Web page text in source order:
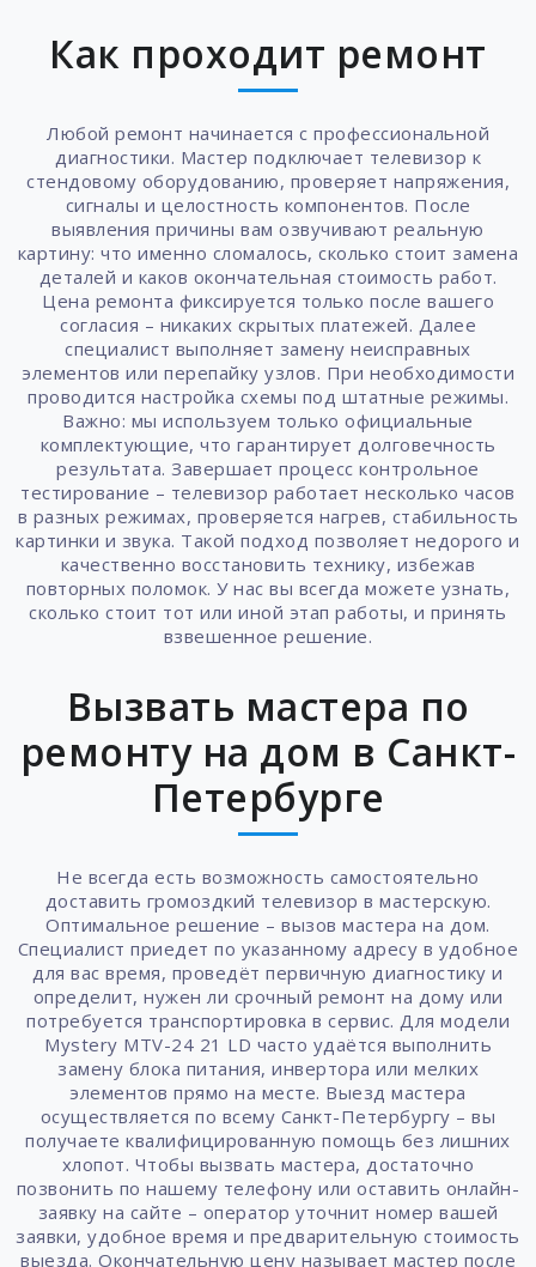
Как проходит ремонт
Любой ремонт начинается с профессиональной
диагностики. Мастер подключает телевизор к
стендовому оборудованию, проверяет напряжения,
сигналы и целостность компонентов. После
выявления причины вам озвучивают реальную
картину: что именно сломалось, сколько стоит замена
деталей и каков окончательная стоимость работ.
Цена ремонта фиксируется только после вашего
согласия – никаких скрытых платежей. Далее
специалист выполняет замену неисправных
элементов или перепайку узлов. При необходимости
проводится настройка схемы под штатные режимы.
Важно: мы используем только официальные
комплектующие, что гарантирует долговечность
результата. Завершает процесс контрольное
тестирование – телевизор работает несколько часов
в разных режимах, проверяется нагрев, стабильность
картинки и звука. Такой подход позволяет недорого и
качественно восстановить технику, избежав
повторных поломок. У нас вы всегда можете узнать,
сколько стоит тот или иной этап работы, и принять
взвешенное решение.
Вызвать мастера по
ремонту на дом в Санкт-
Петербурге
Не всегда есть возможность самостоятельно
доставить громоздкий телевизор в мастерскую.
Оптимальное решение – вызов мастера на дом.
Специалист приедет по указанному адресу в удобное
для вас время, проведёт первичную диагностику и
определит, нужен ли срочный ремонт на дому или
потребуется транспортировка в сервис. Для модели
Mystery MTV-24 21 LD часто удаётся выполнить
замену блока питания, инвертора или мелких
элементов прямо на месте. Выезд мастера
осуществляется по всему Санкт-Петербургу – вы
получаете квалифицированную помощь без лишних
хлопот. Чтобы вызвать мастера, достаточно
позвонить по нашему телефону или оставить онлайн-
заявку на сайте – оператор уточнит номер вашей
заявки, удобное время и предварительную стоимость
выезда. Окончательную цену называет мастер после